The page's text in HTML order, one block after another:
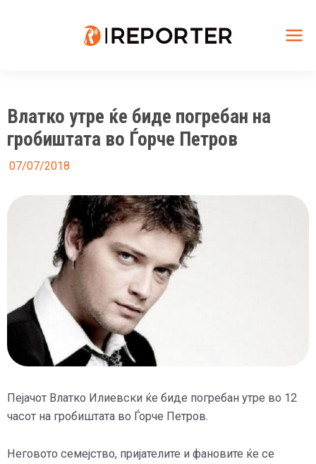
Влатко утре ќе биде погребан на
гробиштата во Ѓорче Петров
07/07/2018
Пејачот Влатко Илиевски ќе биде погребан утре во 12
часот на гробиштата во Ѓорче Петров.
Неговото семејство, пријателите и фановите ќе се